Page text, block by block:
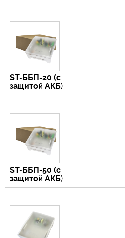
Прайс-листы
Бренды
Услуги
Новости
Контакты
ST-ББП-20 (с
защитой АКБ)
ST-ББП-50 (с
защитой АКБ)